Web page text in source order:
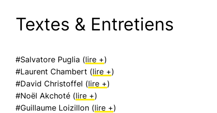
Textes & Entretiens
#Salvatore Puglia (lire +)
#Laurent Chambert (lire +)
#David Christoffel (lire +)
#Noël Akchoté (lire +)
#Guillaume Loizillon (lire +)